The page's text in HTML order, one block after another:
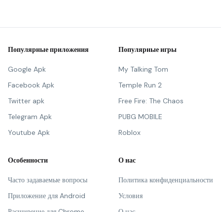
Популярные приложения
Google Apk
Facebook Apk
Twitter apk
Telegram Apk
Youtube Apk
Популярные игры
My Talking Tom
Temple Run 2
Free Fire: The Chaos
PUBG MOBILE
Roblox
Особенности
Часто задаваемые вопросы
Приложение для Android
О нас
Политика конфиденциальности
Условия